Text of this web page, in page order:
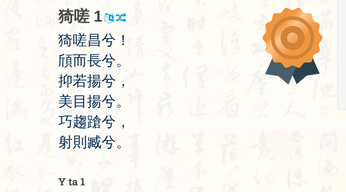
猗嗟 1
猗嗟昌兮 ！
頎而長兮。
抑若揚兮 ，
美 目 揚兮。
巧趨蹌兮 ，
射則 臧兮。
Y ta 1